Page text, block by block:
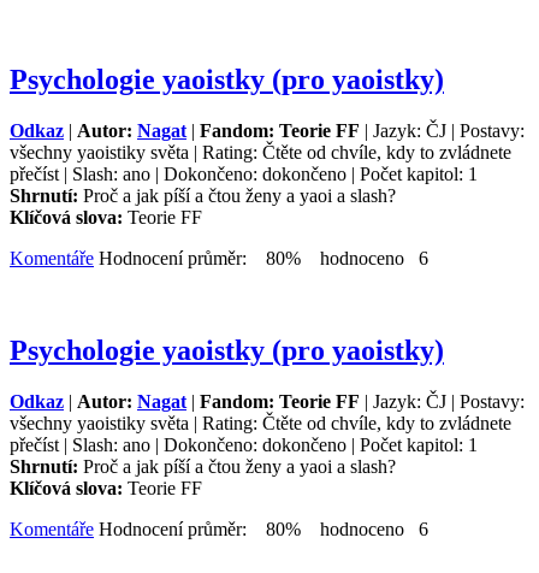
Psychologie yaoistky (pro yaoistky)
Odkaz | Autor: Nagat | Fandom: Teorie FF | Jazyk: ČJ | Postavy:
všechny yaoistiky světa | Rating: Čtěte od chvíle, kdy to zvládnete
přečíst | Slash: ano | Dokončeno: dokončeno | Počet kapitol: 1
Shrnutí: Proč a jak píší a čtou ženy a yaoi a slash?
Klíčová slova: Teorie FF
Komentáře Hodnocení průměr: 80% hodnoceno 6
Psychologie yaoistky (pro yaoistky)
Odkaz | Autor: Nagat | Fandom: Teorie FF | Jazyk: ČJ | Postavy:
všechny yaoistiky světa | Rating: Čtěte od chvíle, kdy to zvládnete
přečíst | Slash: ano | Dokončeno: dokončeno | Počet kapitol: 1
Shrnutí: Proč a jak píší a čtou ženy a yaoi a slash?
Klíčová slova: Teorie FF
Komentáře Hodnocení průměr: 80% hodnoceno 6